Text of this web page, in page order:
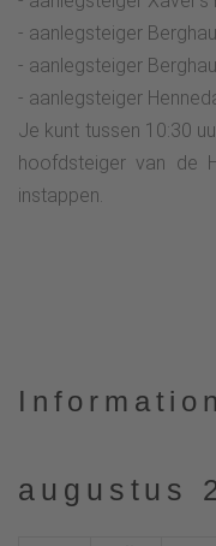
- aanlegsteiger
- aanlegsteiger
- aanlegsteiger
Je kunt tussen 10:30
hoofdsteiger van de
instappen.
Information
augustus